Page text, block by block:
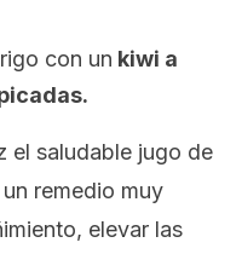
con un kiwi a
el saludable jugo de
remedio muy
elevar las